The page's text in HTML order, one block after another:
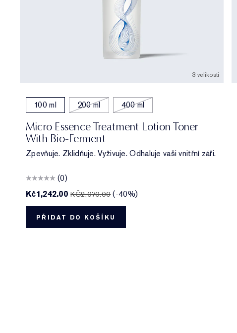
3 velikosti
100 ml 200 ml 400 ml
Micro Essence Treatment Lotion Toner
With Bio-Ferment
Zpevňuje. Zklidňuje. Vyživuje. Odhaluje vaši vnitřní záři.
(0)
Kč1,242.00KČ2,070.00 (-40%)
PŘIDAT DO KOŠÍKU